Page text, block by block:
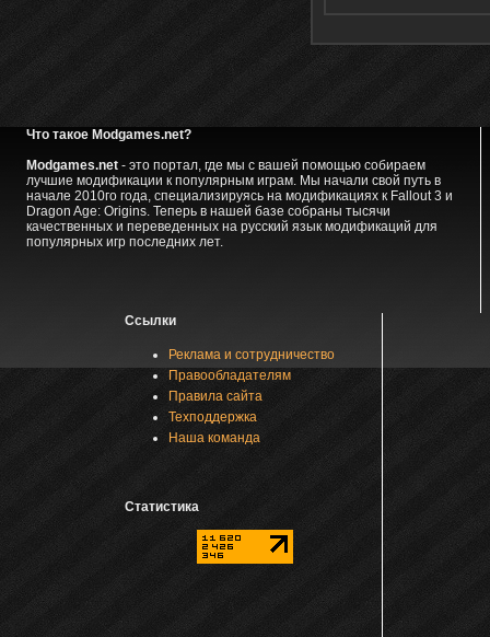
Что такое Modgames.net?
Modgames.net- это портал, где мы с вашей помощью собираем
лучшие модификации к популярным играм. Мы начали свой путь в
начале 2010го года, специализируясь на модификациях к Fallout 3 и
Dragon Age: Origins. Теперь в нашей базе собраны тысячи
качественных и переведенных на русский язык модификаций для
популярных игр последних лет.
Ссылки
Реклама и сотрудничество
Правообладателям
Правила сайта
Техподдержка
Наша команда
Статистика